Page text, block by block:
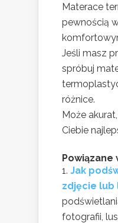
Materace
pewnością
Jeśli masz
spróbuj
różnice.
Może
Ciebie
Powiązane
Jak
zdjęcie lub
fotografii,